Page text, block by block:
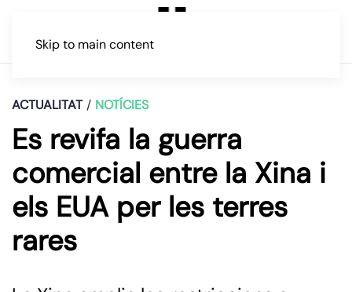
Skip to main content
ACTUALITAT NOTÍCIES
Es revifa la guerra
comercial entre la Xina i
els EUA per les terres
rares